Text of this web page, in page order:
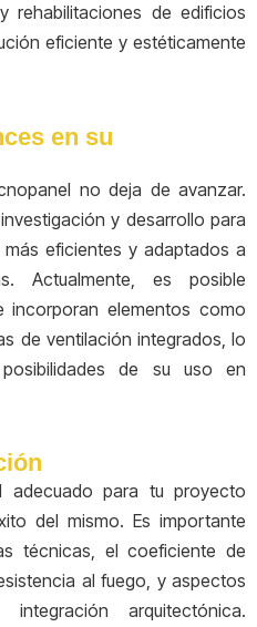
rehabilitaciones de edificios
eficiente y estéticamente
en su
no deja de avanzar.
y desarrollo para
eficientes y adaptados a
Actualmente, es posible
incorporan elementos como
de ventilación integrados, lo
de su uso en
adecuado para tu proyecto
del mismo. Es importante
técnicas, el coeficiente de
al fuego, y aspectos
arquitectónica.